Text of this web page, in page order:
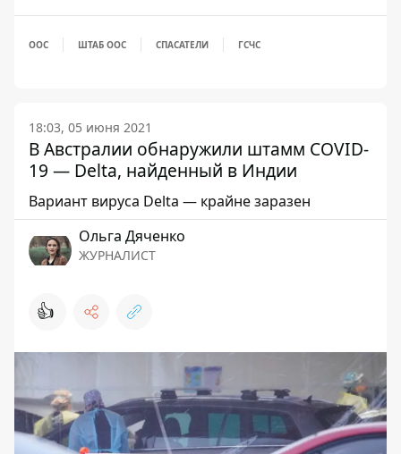
ООС ШТАБ ООС СПАСАТЕЛИ ГСЧС
18:03, 05 июня 2021
В Австралии обнаружили штамм COVID-
19 — Delta, найденный в Индии
Вариант вируса Delta — крайне заразен
Ольга Дяченко
ЖУРНАЛИСТ
👍